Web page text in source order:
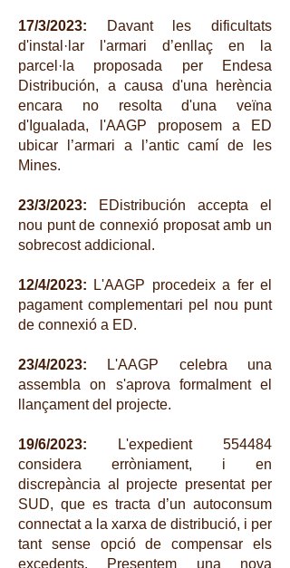
17/3/2023: Davant les dificultats
d'instal·lar l'armari d’enllaç en la
parcel·la proposada per Endesa
Distribución, a causa d'una herència
encara no resolta d'una veïna
d'Igualada, l'AAGP proposem a ED
ubicar l’armari a l’antic camí de les
Mines.
23/3/2023: EDistribución accepta el
nou punt de connexió proposat amb un
sobrecost addicional.
12/4/2023: L'AAGP procedeix a fer el
pagament complementari pel nou punt
de connexió a ED.
23/4/2023: L'AAGP celebra una
assembla on s'aprova formalment el
llançament del projecte.
19/6/2023: L'expedient 554484
considera erròniament, i en
discrepància al projecte presentat per
SUD, que es tracta d’un autoconsum
connectat a la xarxa de distribució, i per
tant sense opció de compensar els
excedents. Presentem una nova